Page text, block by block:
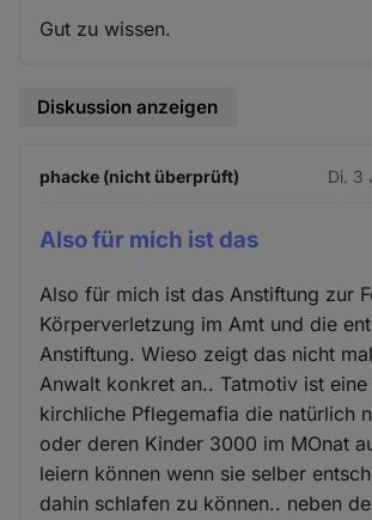
Gut zu wissen.
Diskussion anzeigen
phacke (nicht überprüft) Di. 3
Also für mich ist das
Also für mich ist das Anstiftung zur
Körperverletzung im Amt und die
Anstiftung. Wieso zeigt das nicht
Anwalt konkret an.. Tatmotiv ist
kirchliche Pflegemafia die natürlich
oder deren Kinder 3000 im MOnat
leiern können wenn sie selber
dahin schlafen zu können.. neben